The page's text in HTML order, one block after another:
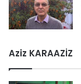
Aziz KARAAZİZ